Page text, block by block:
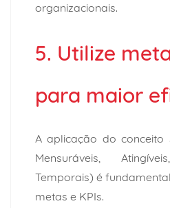
organizacionais.
5. Utilize
para maior
A aplicação do conceito
Mensuráveis,
Temporais) é
metas e KPIs.